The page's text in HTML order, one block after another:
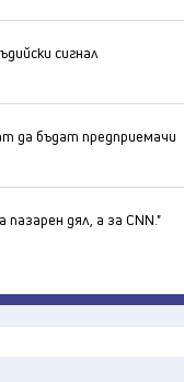
сигнал
да бъдат предприемачи
дял, а за CNN."